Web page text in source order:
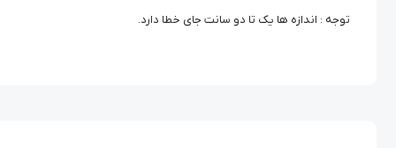
توجه : اندازه ها یک تا دو سانت جای خطا دارد.